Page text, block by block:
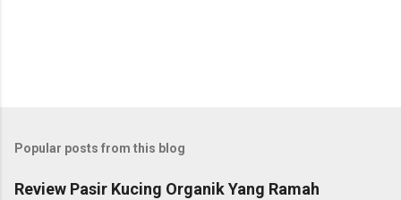
Popular posts from this blog
Review Pasir Kucing Organik Yang Ramah